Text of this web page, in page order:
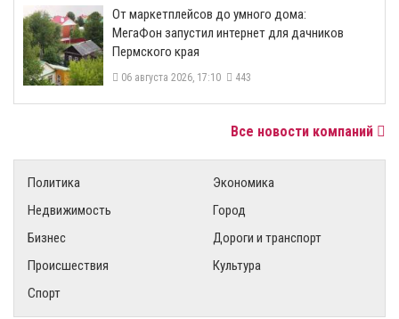
От маркетплейсов до умного дома:
МегаФон запустил интернет для дачников
Пермского края
06 августа 2026, 17:10 443
Все новости компаний
Политика
Экономика
Недвижимость
Город
Бизнес
Дороги и транспорт
Происшествия
Культура
Спорт